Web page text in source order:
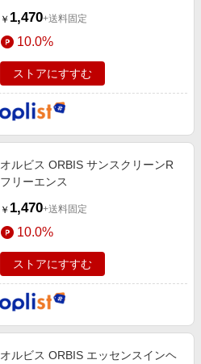
￥ 1,470+送料固定
10.0%
ストアにすすむ
オルビス ORBIS サンスクリーンR
フリーエンス
￥ 1,470+送料固定
10.0%
ストアにすすむ
オルビス ORBIS エッセンスインヘ